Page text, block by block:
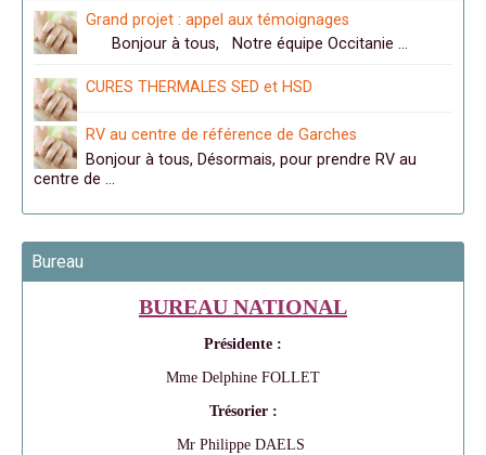
Grand projet : appel aux témoignages
Bonjour à tous, Notre équipe Occitanie …
CURES THERMALES SED et HSD
RV au centre de référence de Garches
Bonjour à tous, Désormais, pour prendre RV au
centre de …
Bureau
BUREAU NATIONAL
Présidente :
Mme Delphine FOLLET
Trésorier :
Mr Philippe DAELS